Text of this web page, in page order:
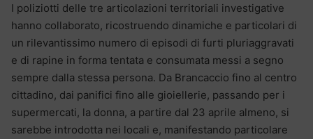
I poliziotti delle tre articolazioni territoriali investigative
hanno collaborato, ricostruendo dinamiche e particolari di
un rilevantissimo numero di episodi di furti pluriaggravati
e di rapine in forma tentata e consumata messi a segno
sempre dalla stessa persona. Da Brancaccio fino al centro
cittadino, dai panifici fino alle gioiellerie, passando per i
supermercati, la donna, a partire dal 23 aprile almeno, si
sarebbe introdotta nei locali e, manifestando particolare